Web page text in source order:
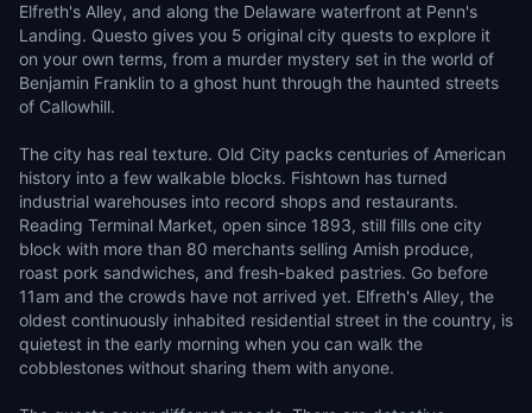
Elfreth's Alley, and along the Delaware waterfront at Penn's
Landing. Questo gives you 5 original city quests to explore it
on your own terms, from a murder mystery set in the world of
Benjamin Franklin to a ghost hunt through the haunted streets
of Callowhill.
The city has real texture. Old City packs centuries of American
history into a few walkable blocks. Fishtown has turned
industrial warehouses into record shops and restaurants.
Reading Terminal Market, open since 1893, still fills one city
block with more than 80 merchants selling Amish produce,
roast pork sandwiches, and fresh-baked pastries. Go before
11am and the crowds have not arrived yet. Elfreth's Alley, the
oldest continuously inhabited residential street in the country, is
quietest in the early morning when you can walk the
cobblestones without sharing them with anyone.